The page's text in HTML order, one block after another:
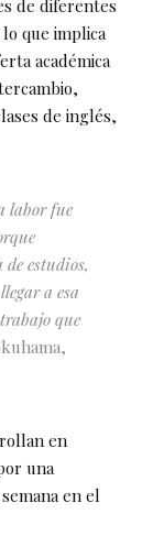
de diferentes
que implica
académica
de inglés,
labor fue
estudios,
a esa
que
en
una
en el